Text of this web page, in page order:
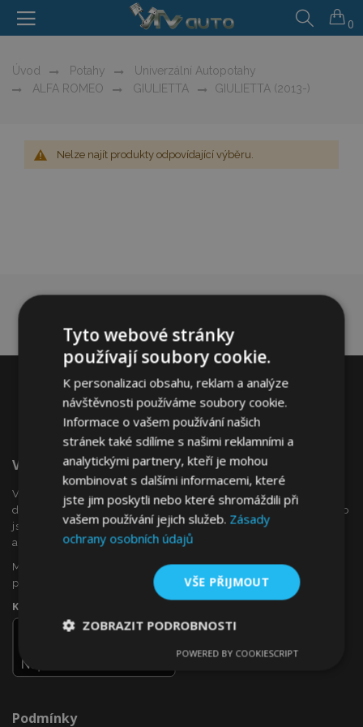
0
Úvod Potahy
Univerzální Autopotahy
ALFA ROMEO
GIULIETTA GIULIETTA (2013-)
Nelze najít produkty odpovídající výběru.
Vítejte Na VTVauto.cz
VTVauto je maloobchodním prodejcem a velkoobchodním
dodavatelem autopříslušenství a autodoplňků v Evropě, jako
jsou např .: ozdobné kryty kol (poklice), okenní deflektory,
autopotahy, autorohože, chromové kryty a rámy, ...
Máte zájem o dropshipping, nebo se chcete stát naším
partnerem?
Kontaktujte nás ještě dnes!
Podmínky
Tyto webové stránky
používají soubory cookie.
K personalizaci obsahu, reklam a analýze
návštěvnosti používáme soubory cookie.
Informace o vašem používání našich
stránek také sdílíme s našimi reklamními a
analytickými partnery, kteří je mohou
kombinovat s dalšími informacemi, které
jste jim poskytli nebo které shromáždili při
vašem používání jejich služeb. Zásady
ochrany osobních údajů
VŠE PŘIJMOUT
ZOBRAZIT PODROBNOSTI
nutné
Výkonové
soubory
Soubory
POWERED BY COOKIESCRIPT